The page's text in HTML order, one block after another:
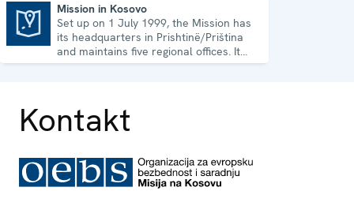
Mission in Kosovo
Set up on 1 July 1999, the Mission has
its headquarters in Prishtinë/Priština
and maintains five regional offices. It
runs a wide array of activities.
Kontakt